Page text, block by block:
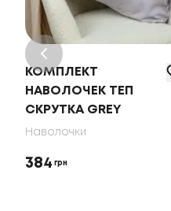
КОМПЛЕКТ
НАВОЛОЧЕК ТЕП
СКРУТКА GREY
Наволочки
384 грн